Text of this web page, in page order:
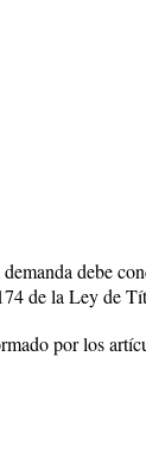
debe
de la Ley de
por los